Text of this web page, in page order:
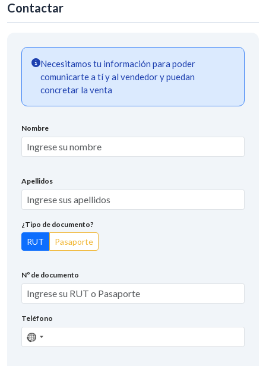
Contactar
Necesitamos tu información para poder
comunicarte a tí y al vendedor y puedan
concretar la venta
Nombre
Apellidos
¿Tipo de documento?
RUT Pasaporte
Nº de documento
Teléfono
Sin
país